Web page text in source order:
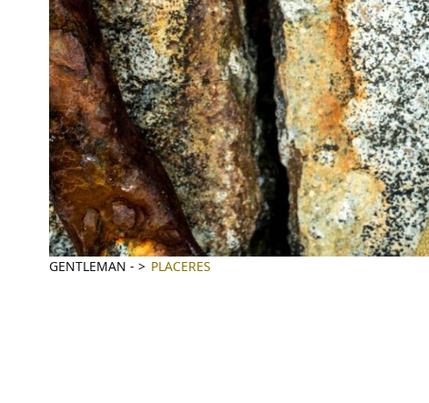
GENTLEMAN - PLACERES